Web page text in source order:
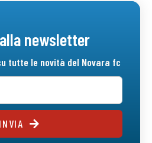
newsletter
tutte le novità del Novara fc
INVIA